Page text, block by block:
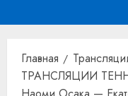
Главная
ТРАНСЛЯЦИИ